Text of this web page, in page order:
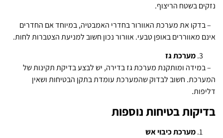
נזקים בשטח הריצוף.
– בדקו את מערכת האוורור בחדרי האמבטיה, במיוחד אם החדרים
אינם מאווררים באופן טבעי. אוורור נכון חשוב למניעת הצטברות לחות.
מערכת גז
– במידה ומותקנת מערכת גז בדירה, יש לבצע בדיקת תקינות של
המערכת. חשוב לבדוק שהמערכת עומדת בתקן הבטיחות ושאין
דליפות.
בדיקות בטיחות נוספות
מערכת כיבוי אש